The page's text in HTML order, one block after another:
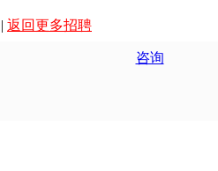
返回更多招聘
咨询